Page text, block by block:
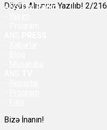
Döyüş Alnınıza Yazılıb! 2/216
ANSÇM Radio
Bizə İnanın!